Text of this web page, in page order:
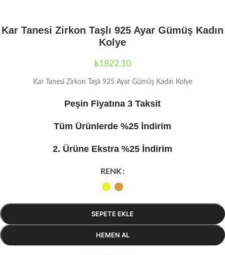
Kar Tanesi Zirkon Taşlı 925 Ayar Gümüş Kadın
Kolye
₺1822.10
Kar Tanesi Zirkon Taşlı 925 Ayar Gümüş Kadın Kolye
Peşin Fiyatına 3 Taksit
Tüm Ürünlerde %25 İndirim
2. Ürüne Ekstra %25 İndirim
RENK
SEPETE EKLE
HEMEN AL